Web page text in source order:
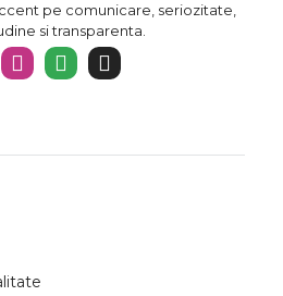
pe comunicare, seriozitate,
si transparenta.